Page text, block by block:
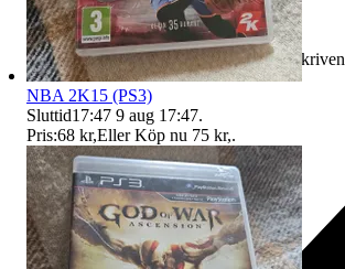
Ersättning om varan inte är som beskriven
NBA 2K15 (PS3)
Sluttid17:47 9 aug 17:47.
Pris:68 kr,Eller Köp nu 75 kr,.